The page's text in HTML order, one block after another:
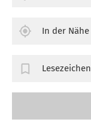
In der Nähe
Lesezeichen